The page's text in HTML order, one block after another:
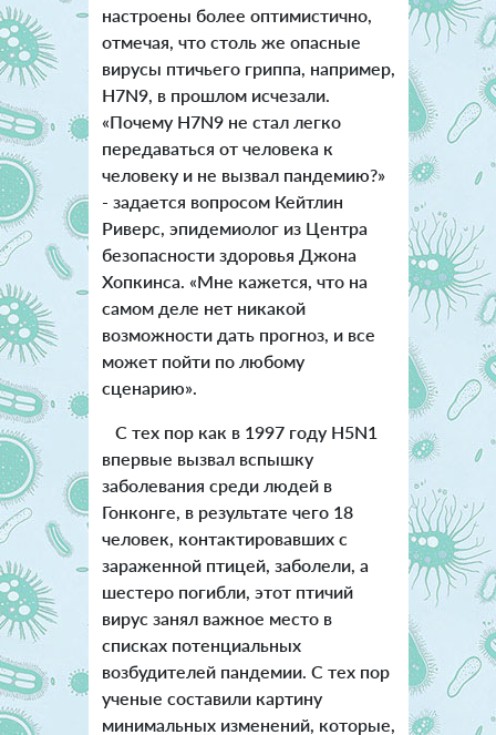
настроены более оптимистично,
отмечая, что столь же опасные
вирусы птичьего гриппа, например,
H7N9, в прошлом исчезали.
«Почему H7N9 не стал легко
передаваться от человека к
человеку и не вызвал пандемию?»
- задается вопросом Кейтлин
Риверс, эпидемиолог из Центра
безопасности здоровья Джона
Хопкинса. «Мне кажется, что на
самом деле нет никакой
возможности дать прогноз, и все
может пойти по любому
сценарию».
С тех пор как в 1997 году H5N1
впервые вызвал вспышку
заболевания среди людей в
Гонконге, в результате чего 18
человек, контактировавших с
зараженной птицей, заболели, а
шестеро погибли, этот птичий
вирус занял важное место в
списках потенциальных
возбудителей пандемии. С тех пор
ученые составили картину
минимальных изменений, которые,